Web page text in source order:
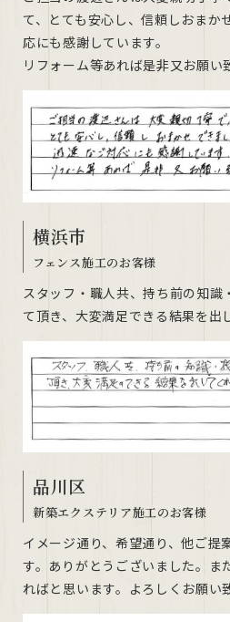
て、とても安心し、信頼しおまか
応にも感謝しています。
リフォーム等あれば是非又お願い
横浜市
フェンス施工のお客様
スタッフ・職人共、持ち前の知識
て頂き、大変満足できる結果を出
品川区
新築エクステリア施工のお客様
イメージ通り、希望通り、他ご提
す。ありがとうございました。ま
ればと思います。よろしくお願い